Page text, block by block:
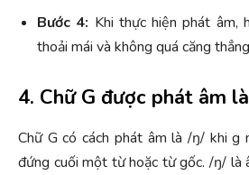
Bước 4: Khi thực hiện phát
thoải mái và không quá căng
4. Chữ G được phát âm
Chữ G có cách phát âm là /ŋ/ khi g
đứng cuối một từ hoặc từ gốc. /ŋ/ là